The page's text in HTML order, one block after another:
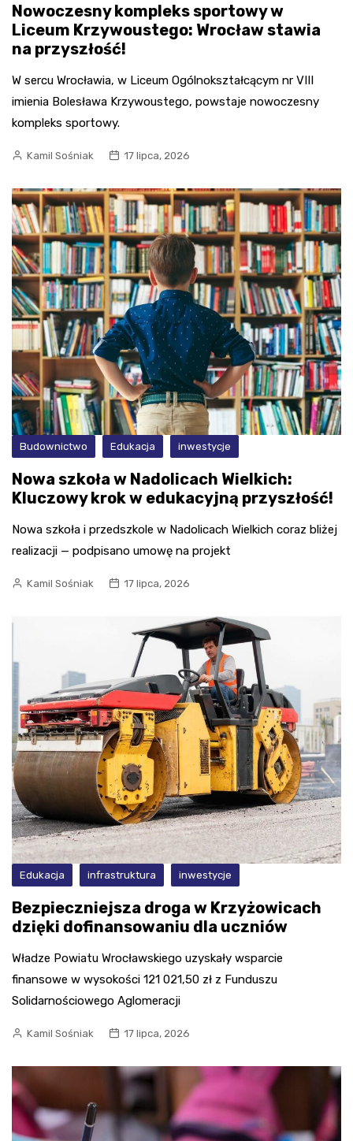
Nowoczesny kompleks sportowy w
Liceum Krzywoustego: Wrocław stawia
na przyszłość!
W sercu Wrocławia, w Liceum Ogólnokształcącym nr VIII
imienia Bolesława Krzywoustego, powstaje nowoczesny
kompleks sportowy.
Kamil Sośniak 17 lipca, 2026
Budownictwo Edukacja inwestycje
Nowa szkoła w Nadolicach Wielkich:
Kluczowy krok w edukacyjną przyszłość!
Nowa szkoła i przedszkole w Nadolicach Wielkich coraz bliżej
realizacji — podpisano umowę na projekt
Kamil Sośniak 17 lipca, 2026
Edukacja infrastruktura inwestycje
Bezpieczniejsza droga w Krzyżowicach
dzięki dofinansowaniu dla uczniów
Władze Powiatu Wrocławskiego uzyskały wsparcie
finansowe w wysokości 121 021,50 zł z Funduszu
Solidarnościowego Aglomeracji
Kamil Sośniak 17 lipca, 2026